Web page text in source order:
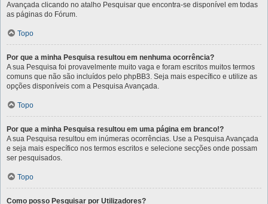
Avançada clicando no atalho Pesquisar que encontra-se disponível em todas
as páginas do Fórum.
Topo
Por que a minha Pesquisa resultou em nenhuma ocorrência?
A sua Pesquisa foi provavelmente muito vaga e foram escritos muitos termos
comuns que não são incluídos pelo phpBB3. Seja mais específico e utilize as
opções disponíveis com a Pesquisa Avançada.
Topo
Por que a minha Pesquisa resultou em uma página em branco!?
A sua Pesquisa resultou em inúmeras ocorrências. Use a Pesquisa Avançada
e seja mais específico nos termos escritos e selecione secções onde possam
ser pesquisados.
Topo
Como posso Pesquisar por Utilizadores?